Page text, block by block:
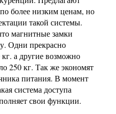
более низким ценам, но
такой системы.
магнитные замки
Одни прекрасно
а другие возможно
250 кг. Так же экономят
питания. В момент
система доступа
свои функции.